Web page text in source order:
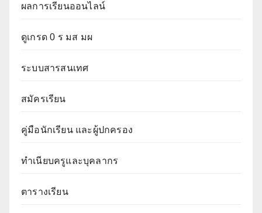
ผลการเรียนออนไลน์
ดูเกรด 0 ร มส มผ
ระบบสารสนเทศ
สมัครเรียน
คู่มือนักเรียน และผู้ปกครอง
ทำเนียบครูและบุคลากร
ตารางเรียน